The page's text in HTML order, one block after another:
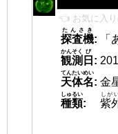
👈 お気に入り
探査機
たんさき
:
「
観測
かんそく
日
び
:
天体名
てんたいめい
: 金
種類
しゅるい
: 紫
しが